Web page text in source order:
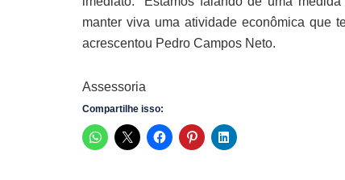
manter viva uma atividade econômica que
acrescentou Pedro Campos Neto.
Assessoria
Compartilhe isso: